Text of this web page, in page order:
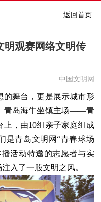
返回首页
明观赛网络文明传
中国文明网
舞台，更是展示城市形
青岛海牛坐镇主场——青
，由10组亲子家庭组成
是青岛文明网“青春球场
活动特邀的志愿者与实
入了一股文明之风。